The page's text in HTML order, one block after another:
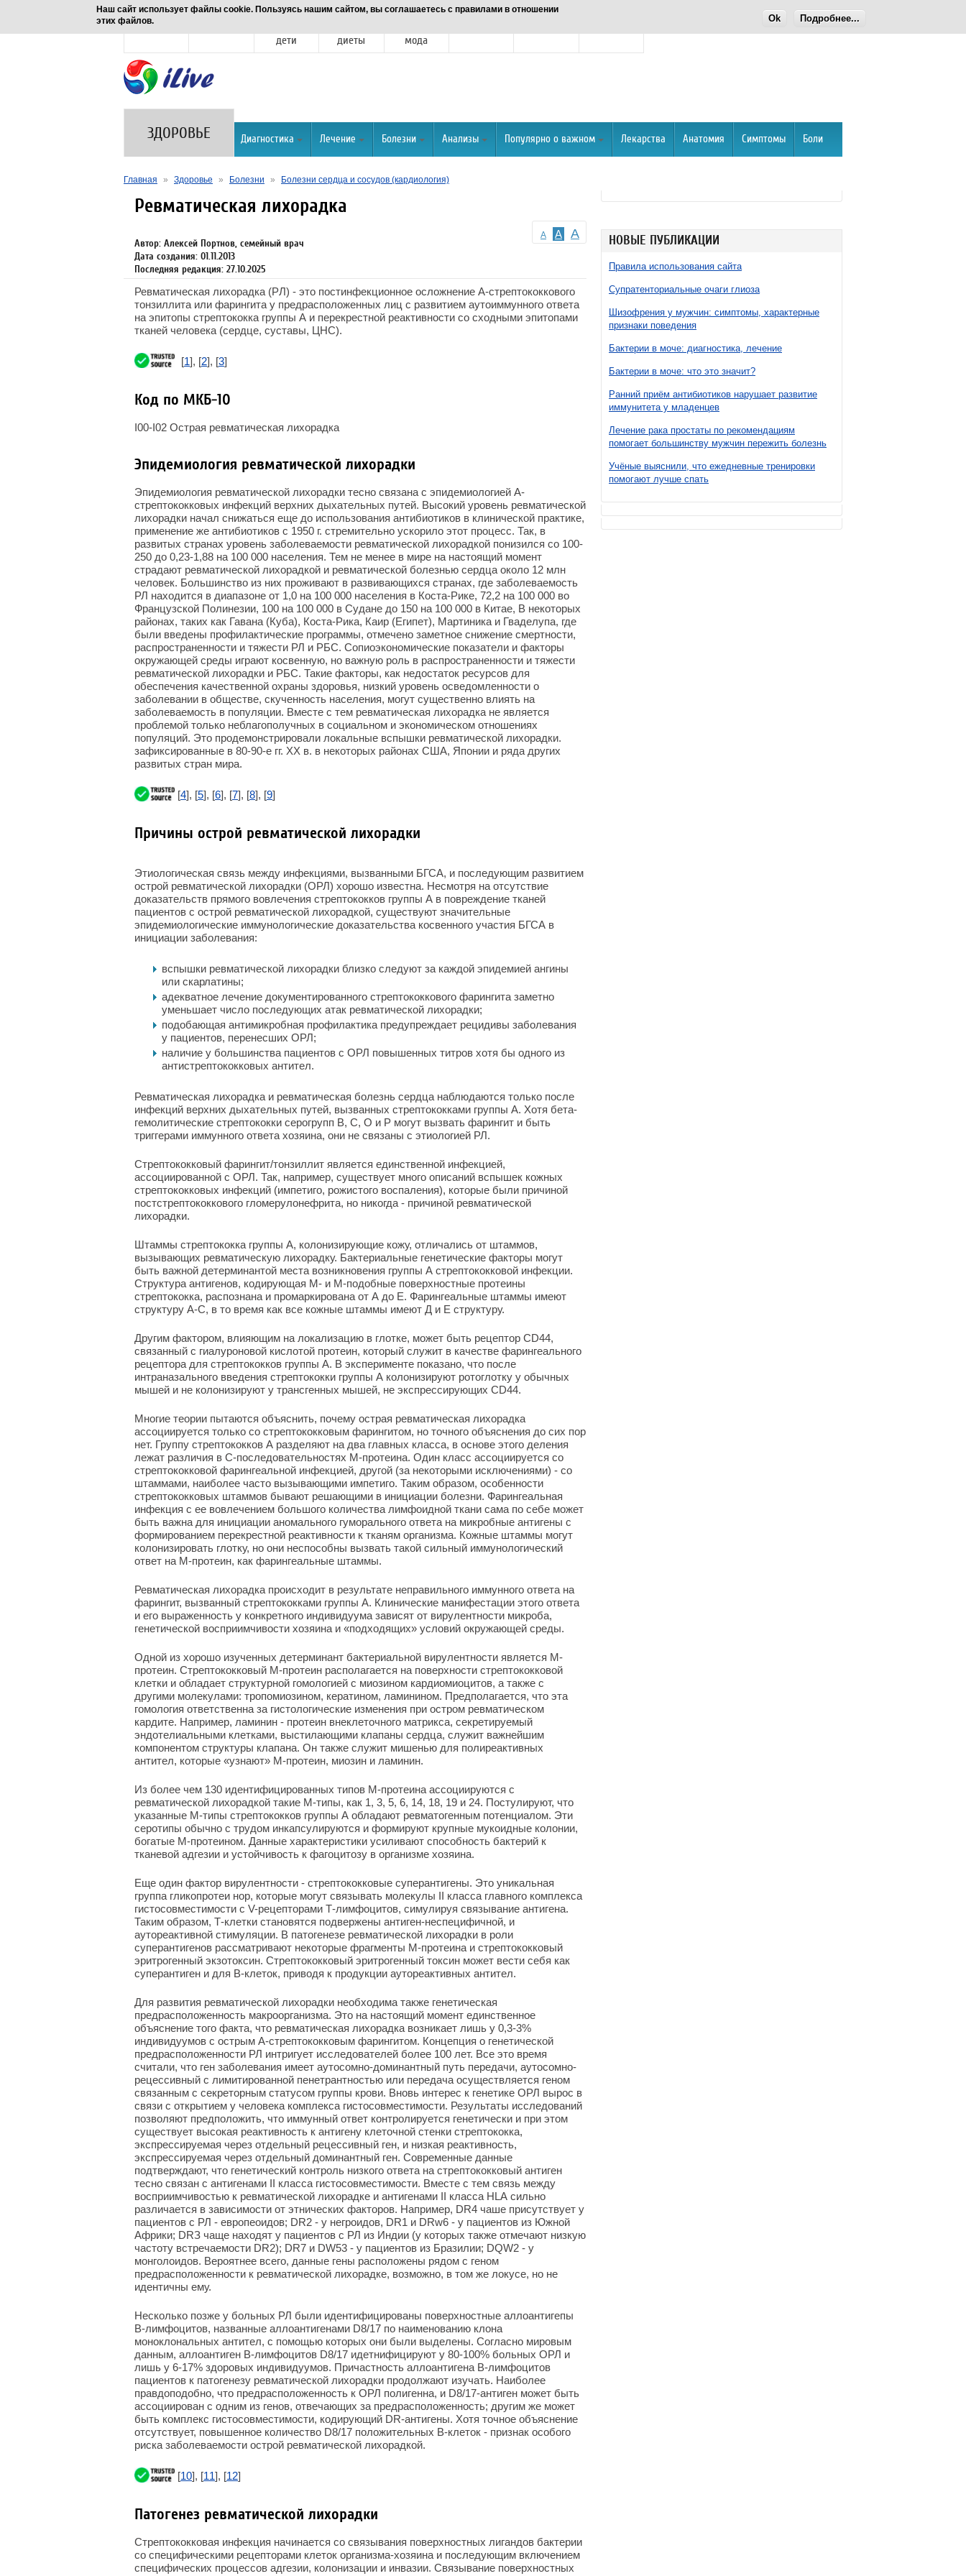
Наш сайт использует файлы cookie. Пользуясь нашим сайтом, вы соглашаетесь с правилами в отношении
этих файлов.
Ok Подробнее...
Новости
дети
диеты
мода
ЗДОРОВЬЕ Диагностика Лечение Болезни Анализы Популярно о важном Лекарства Анатомия Симптомы Боли
Главная » Здоровье » Болезни » Болезни сердца и сосудов (кардиология)
НОВЫЕ ПУБЛИКАЦИИ
Правила использования сайта
Супратенториальные очаги глиоза
Шизофрения у мужчин: симптомы, характерные
признаки поведения
Бактерии в моче: диагностика, лечение
Бактерии в моче: что это значит?
Ранний приём антибиотиков нарушает развитие
иммунитета у младенцев
Лечение рака простаты по рекомендациям
помогает большинству мужчин пережить болезнь
Учёные выяснили, что ежедневные тренировки
помогают лучше спать
A A A
Ревматическая лихорадка
Автор: Алексей Портнов, семейный врач
Дата создания: 01.11.2013
Последняя редакция: 27.10.2025
Ревматическая лихорадка (PЛ) - это постинфекционное осложнение А-стрептококкового
тонзиллита или фарингита у предрасположенных лиц с развитием аутоиммунного ответа
на эпитопы стрептококка группы А и перекрестной реактивности со сходными эпитопами
тканей человека (сердце, суставы, ЦНС).
[1], [2], [3]
Код по МКБ-10
I00-I02 Острая ревматическая лихорадка
Эпидемиология ревматической лихорадки
Эпидемиология ревматической лихорадки тесно связана с эпидемиологией А-
стрептококковых инфекций верхних дыхательных путей. Высокий уровень ревматической
лихорадки начал снижаться еще до использования антибиотиков в клинической практике,
применение же антибиотиков с 1950 г. стремительно ускорило этот процесс. Так, в
развитых странах уровень заболеваемости ревматической лихорадкой понизился со 100-
250 до 0,23-1,88 на 100 000 населения. Тем не менее в мире на настоящий момент
страдают ревматической лихорадкой и ревматической болезнью сердца около 12 млн
человек. Большинство из них проживают в развивающихся странах, где заболеваемость
РЛ находится в диапазоне от 1,0 на 100 000 населения в Коста-Рике, 72,2 на 100 000 во
Французской Полинезии, 100 на 100 000 в Судане до 150 на 100 000 в Китае, В некоторых
районах, таких как Гавана (Куба), Коста-Рика, Каир (Египет), Мартиника и Гваделупа, где
были введены профилактические программы, отмечено заметное снижение смертности,
распространенности и тяжести РЛ и РБС. Сопиоэкономические показатели и факторы
окружающей среды играют косвенную, но важную роль в распространенности и тяжести
ревматической лихорадки и РБС. Такие факторы, как недостаток ресурсов для
обеспечения качественной охраны здоровья, низкий уровень осведомленности о
заболевании в обществе, скученность населения, могут существенно влиять на
заболеваемость в популяции. Вместе с тем ревматическая лихорадка не является
проблемой только неблагополучных в социальном и экономическом отношениях
популяций. Это продемонстрировали локальные вспышки ревматической лихорадки.
зафиксированные в 80-90-е гг. XX в. в некоторых районах США, Японии и ряда других
развитых стран мира.
[4], [5], [6], [7], [8], [9]
Причины острой ревматической лихорадки
Этиологическая связь между инфекциями, вызванными БГСА, и последующим развитием
острой ревматической лихорадки (ОРЛ) хорошо известна. Несмотря на отсутствие
доказательств прямого вовлечения стрептококков группы А в повреждение тканей
пациентов с острой ревматической лихорадкой, существуют значительные
эпидемиологические иммунологические доказательства косвенного участия БГСА в
инициации заболевания:
вспышки ревматической лихорадки близко следуют за каждой эпидемией ангины
или скарлатины;
адекватное лечение документированного стрептококкового фарингита заметно
уменьшает число последующих атак ревматической лихорадки;
подобающая антимикробная профилактика предупреждает рецидивы заболевания
у пациентов, перенесших ОРЛ;
наличие у большинства пациентов с ОРЛ повышенных титров хотя бы одного из
антистрептококковых антител.
Ревматическая лихорадка и ревматическая болезнь сердца наблюдаются только после
инфекций верхних дыхательных путей, вызванных стрептококками группы А. Хотя бета-
гемолитические стрептококки серогрупп В, С, О и Р могут вызвать фарингит и быть
триггерами иммунного ответа хозяина, они не связаны с этиологией РЛ.
Стрептококковый фарингит/тонзиллит является единственной инфекцией,
ассоциированной с ОРЛ. Так, например, существует много описаний вспышек кожных
стрептококковых инфекций (импетиго, рожистого воспаления), которые были причиной
постстрептококкового гломерулонефрита, но никогда - причиной ревматической
лихорадки.
Штаммы стрептококка группы А, колонизирующие кожу, отличались от штаммов,
вызывающих ревматическую лихорадку. Бактериальные генетические факторы могут
быть важной детерминантой места возникновения группы А стрептококковой инфекции.
Структура антигенов, кодирующая М- и М-подобные поверхностные протеины
стрептококка, распознана и промаркирована от А до Е. Фарингеальные штаммы имеют
структуру А-С, в то время как все кожные штаммы имеют Д и Е структуру.
Другим фактором, влияющим на локализацию в глотке, может быть рецептор СD44,
связанный с гиалуроновой кислотой протеин, который служит в качестве фарингеального
рецептора для стрептококков группы А. В эксперименте показано, что после
интраназального введения стрептококки группы А колонизируют ротоглотку у обычных
мышей и не колонизируют у трансгенных мышей, не экспрессирующих СD44.
Многие теории пытаются объяснить, почему острая ревматическая лихорадка
ассоциируется только со стрептококковым фарингитом, но точного объяснения до сих пор
нет. Группу стрептококков А разделяют на два главных класса, в основе этого деления
лежат различия в С-последовательностях М-протеина. Один класс ассоциируется со
стрептококковой фарингеальной инфекцией, другой (за некоторыми исключениями) - со
штаммами, наиболее часто вызывающими импетиго. Таким образом, особенности
стрептококковых штаммов бывают решающими в инициации болезни. Фарингеальная
инфекция с ее вовлечением большого количества лимфоидной ткани сама по себе может
быть важна для инициации аномального гуморального ответа на микробные антигены с
формированием перекрестной реактивности к тканям организма. Кожные штаммы могут
колонизировать глотку, но они неспособны вызвать такой сильный иммунологический
ответ на М-протеин, как фарингеальные штаммы.
Ревматическая лихорадка происходит в результате неправильного иммунного ответа на
фарингит, вызванный стрептококками группы А. Клинические манифестации этого ответа
и его выраженность у конкретного индивидуума зависят от вирулентности микроба,
генетической восприимчивости хозяина и «подходящих» условий окружающей среды.
Одной из хорошо изученных детерминант бактериальной вирулентности является М-
протеин. Стрептококковый М-протеин располагается на поверхности стрептококковой
клетки и обладает структурной гомологией с миозином кардиомиоцитов, а также с
другими молекулами: тропомиозином, кератином, ламинином. Предполагается, что эта
гомология ответственна за гистологические изменения при остром ревматическом
кардите. Например, ламинин - протеин внеклеточного матрикса, секретируемый
эндотелиальными клетками, выстилающими клапаны сердца, служит важнейшим
компонентом структуры клапана. Он также служит мишенью для полиреактивных
антител, которые «узнают» М-протеин, миозин и ламинин.
Из более чем 130 идентифицированных типов М-протеина ассоциируются с
ревматической лихорадкой такие М-типы, как 1, 3, 5, 6, 14, 18, 19 и 24. Постулируют, что
указанные М-типы стрептококков группы А обладают ревматогенным потенциалом. Эти
серотипы обычно с трудом инкапсулируются и формируют крупные мукоидные колонии,
богатые М-протеином. Данные характеристики усиливают способность бактерий к
тканевой адгезии и устойчивость к фагоцитозу в организме хозяина.
Еще один фактор вирулентности - стрептококковые суперантигены. Это уникальная
группа гликопротеи нор, которые могут связывать молекулы II класса главного комплекса
гистосовместимости с V-рецепторами Т-лимфоцитов, симулируя связывание антигена.
Таким образом, Т-клетки становятся подвержены антиген-неспецифичной, и
аутореактивной стимуляции. В патогенезе ревматической лихорадки в роли
суперантигенов рассматривают некоторые фрагменты М-протеина и стрептококковый
эритрогенный экзотоксин. Стрептококковый эритрогенный токсин может вести себя как
суперантиген и для В-клеток, приводя к продукции аутореактивных антител.
Для развития ревматической лихорадки необходима также генетическая
предрасположенность макроорганизма. Это на настоящий момент единственное
объяснение того факта, что ревматическая лихорадка возникает лишь у 0,3-3%
индивидуумов с острым А-стрептококковым фарингитом. Концепция о генетической
предрасположенности РЛ интригует исследователей более 100 лет. Все это время
считали, что ген заболевания имеет аутосомно-доминантный путь передачи, аутосомно-
рецессивный с лимитированной пенетрантностью или передача осуществляется геном
связанным с секреторным статусом группы крови. Вновь интерес к генетике ОРЛ вырос в
связи с открытием у человека комплекса гистосовместимости. Результаты исследований
позволяют предположить, что иммунный ответ контролируется генетически и при этом
существует высокая реактивность к антигену клеточной стенки стрептококка,
экспрессируемая через отдельный рецессивный ген, и низкая реактивность,
экспрессируемая через отдельный доминантный ген. Современные данные
подтверждают, что генетический контроль низкого ответа на стрептококковый антиген
тесно связан с антигенами II класса гистосовместимости. Вместе с тем связь между
восприимчивостью к ревматической лихорадке и антигенами II класса НLА сильно
различается в зависимости от этнических факторов. Например, DR4 чаше присутствует у
пациентов с РЛ - европеоидов; DR2 - у негроидов, DR1 и DRw6 - у пациентов из Южной
Африки; DRЗ чаще находят у пациентов с РЛ из Индии (у которых также отмечают низкую
частоту встречаемости DR2); DR7 и DW53 - у пациентов из Бразилии; DQW2 - у
монголоидов. Вероятнее всего, данные гены расположены рядом с геном
предрасположенности к ревматической лихорадке, возможно, в том же локусе, но не
идентичны ему.
Несколько позже у больных РЛ были идентифицированы поверхностные аллоантигепы
В-лимфоцитов, названные аллоантигенами D8/17 по наименованию клона
моноклональных антител, с помощью которых они были выделены. Согласно мировым
данным, аллоантиген В-лимфоцитов D8/17 идетнифицируют у 80-100% больных ОРЛ и
лишь у 6-17% здоровых индивидуумов. Причастность аллоантигена В-лимфоцитов
пациентов к патогенезу ревматической лихорадки продолжают изучать. Наиболее
правдоподобно, что предрасположенность к ОРЛ полигенна, и D8/17-антиген может быть
ассоциирован с одним из генов, отвечающих за предрасположенность; другим же может
быть комплекс гистосовместимости, кодирующий DR-антигены. Хотя точное объяснение
отсутствует, повышенное количество D8/17 положительных В-клеток - признак особого
риска заболеваемости острой ревматической лихорадкой.
[10], [11], [12]
Патогенез ревматической лихорадки
Стрептококковая инфекция начинается со связывания поверхностных лигандов бактерии
со специфическими рецепторами клеток организма-хозяина и последующим включением
специфических процессов адгезии, колонизации и инвазии. Связывание поверхностных